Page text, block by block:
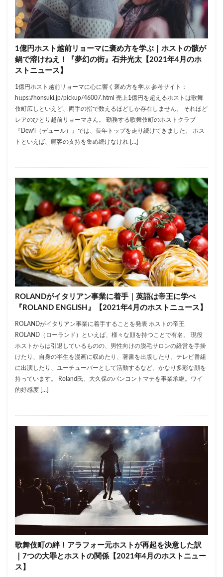
1億円ホスト越前リョーマに褒め方を学ぶ｜ホストの骸が
鍋で溶けねえ！『夢幻の街』石井光太【2021年4月のホ
ストニュース】
1億円ホスト越前リョーマに心に響く褒め方を学ぶ 参考サイト：
https://honsuki.jp/pickup/46007.html 売上1億円を超えるホストは歌舞
伎町広しといえど、両手の指で数えるほどしか存在しません。 それほど
レアのひとり越前リョーマさん。 勤務する歌舞伎町のホストクラブ
『Dew’l（デュール）』では、長年トップを走り続けてきました。 ホス
トといえば、顧客の支持を集め続けなけれ […]
ROLANDがイタリアン事業に着手｜英語は帝王に学べ
『ROLAND ENGLISH』【2021年4月のホストニュース】
ROLANDがイタリアン事業に着手することを発表 ホストの帝王
ROLAND（ローランド）といえば、様々な顔を持つことで有名。 現役
ホストからは引退しているものの、男性向けの脱毛サロンの経営を手掛
けたり、自身の半生を漫画に収めたり、著書を出版したり、テレビ番組
に出演したり、ユーチューバーとして活動するなど、かなり多彩な顔を
持っています。 Roland氏、大久保のパンコントマテを事業承継。ワイ
的好感度 […]
歌舞伎町の絆！アラフォー元ホストが再起を決意した訳
｜7つの大罪とホストの関係【2021年4月のホストニュー
ス】